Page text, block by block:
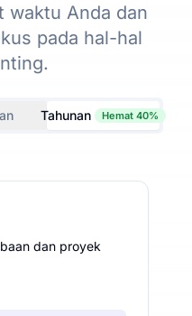
waktu Anda dan
pada hal-hal
Tahunan Hemat 40%
dan proyek